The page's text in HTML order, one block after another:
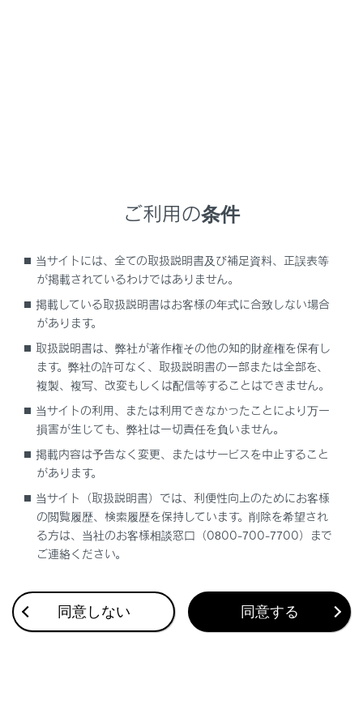
ラゲージルームに荷物を積むときの注意
バックドアの機能と働き
リヤシートの背もたれを倒す
合わせて見られているページ
バックドアの機能と働き
プラグインハイブリッドシステムの特徴
このページは役に立ちましたか？
ご利用の条件
当サイトには、全ての取扱説明書及び補足資料、正誤表等
が掲載されているわけではありません。
掲載している取扱説明書はお客様の年式に合致しない場合
があります。
取扱説明書は、弊社が著作権その他の知的財産権を保有し
ます。弊社の許可なく、取扱説明書の一部または全部を、
複製、複写、改変もしくは配信等することはできません。
当サイトの利用、または利用できなかったことにより万一
損害が生じても、弊社は一切責任を負いません。
掲載内容は予告なく変更、またはサービスを中止すること
があります。
当サイト（取扱説明書）では、利便性向上のためにお客様
の閲覧履歴、検索履歴を保持しています。削除を希望され
る方は、当社のお客様相談窓口（0800-700-7700）まで
ご連絡ください。
同意しない 同意する